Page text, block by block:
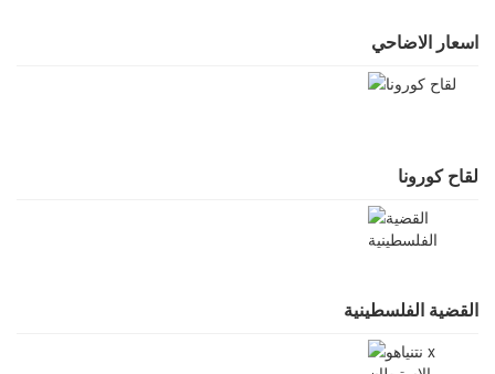
اسعار الاضاحي
لقاح كورونا
القضية الفلسطينية